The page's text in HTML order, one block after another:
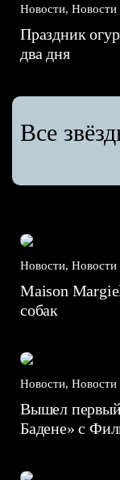
Новости,
Праздник
два дня
Все
Новости,
Maison
собак
Новости,
Вышел
Бадене» с